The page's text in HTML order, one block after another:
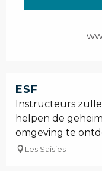
ESF
Instructeurs
helpen de
omgeving te
Les Saisies